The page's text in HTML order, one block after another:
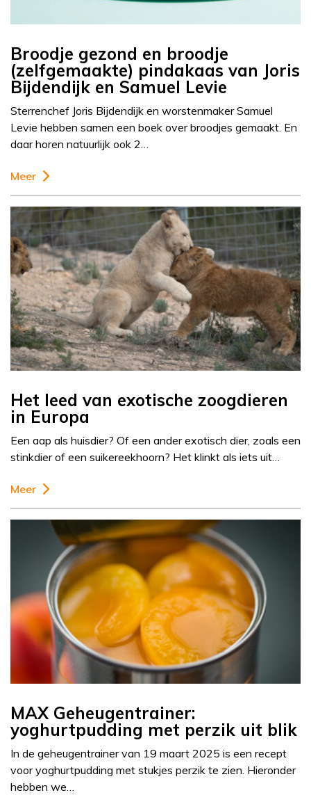
Broodje gezond en broodje
(zelfgemaakte) pindakaas van Joris
Bijdendijk en Samuel Levie
Sterrenchef Joris Bijdendijk en worstenmaker Samuel
Levie hebben samen een boek over broodjes gemaakt. En
daar horen natuurlijk ook 2…
Meer
Het leed van exotische zoogdieren
in Europa
Een aap als huisdier? Of een ander exotisch dier, zoals een
stinkdier of een suikereekhoorn? Het klinkt als iets uit…
Meer
MAX Geheugentrainer:
yoghurtpudding met perzik uit blik
In de geheugentrainer van 19 maart 2025 is een recept
voor yoghurtpudding met stukjes perzik te zien. Hieronder
hebben we…